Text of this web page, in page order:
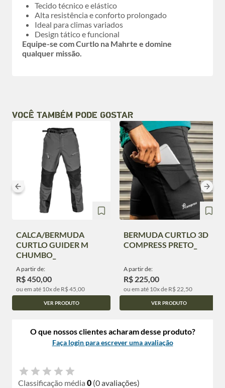
Tecido técnico e elástico
Alta resistência e conforto prolongado
Ideal para climas variados
Design tático e funcional
Equipe-se com Curtlo na Mahrte e domine
qualquer missão.
VOCÊ TAMBÉM PODE GOSTAR
CALCA/BERMUDA
CURTLO GUIDER M
CHUMBO_
A partir de:
R$ 450,00
ou em até 10x de R$ 45,00
VER PRODUTO
BERMUDA CURTLO 3D
COMPRESS PRETO_
A partir de:
R$ 225,00
ou em até 10x de R$ 22,50
VER PRODUTO
O que nossos clientes acharam desse produto?
Faça login para escrever uma avaliação
Classificação média 0 (0 avaliações)